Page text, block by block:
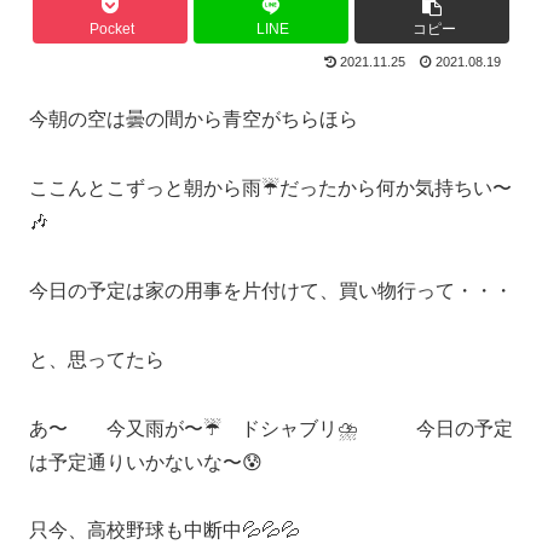
Pocket LINE コピー
2021.11.25 2021.08.19
今朝の空は曇の間から青空がちらほら
ここんとこずっと朝から雨☔だったから何か気持ちい〜
🎶
今日の予定は家の用事を片付けて、買い物行って・・・
と、思ってたら
あ〜 今又雨が〜☔ ドシャブリ⛈️ 今日の予定
は予定通りいかないな〜😰
只今、高校野球も中断中💦💦💦